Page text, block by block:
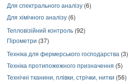
Для спектрального аналізу (6)
Для хімічного аналізу (6)
Тепловізійний контроль (92)
Пірометри (37)
Техніка для фермерського господарства (3)
Техніка протипожежного призначення (5)
Технічні тканини, плівки, стрічки, нитки (56)